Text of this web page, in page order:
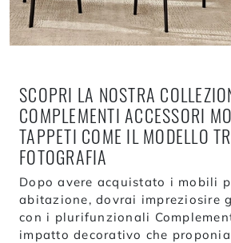
SCOPRI LA NOSTRA
COMPLEMENTI ACCESSORI
TAPPETI COME IL MODELLO
FOTOGRAFIA
Dopo avere acquistato i mobili
abitazione, dovrai impreziosire
con i plurifunzionali
impatto decorativo che